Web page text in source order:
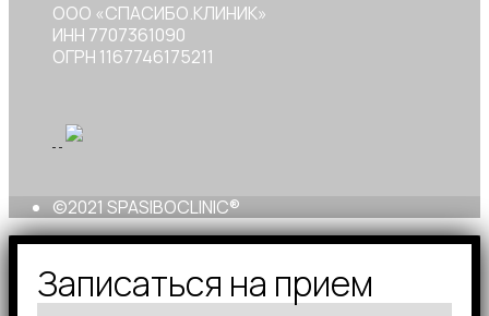
ООО «СПАСИБО.КЛИНИК»
ИНН 7707361090
ОГРН 1167746175211
©2021 SPASIBOCLINIC®
Записаться на прием